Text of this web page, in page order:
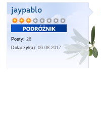
jaypablo
Posty: 26
Dołączył(a): 06.08.2017